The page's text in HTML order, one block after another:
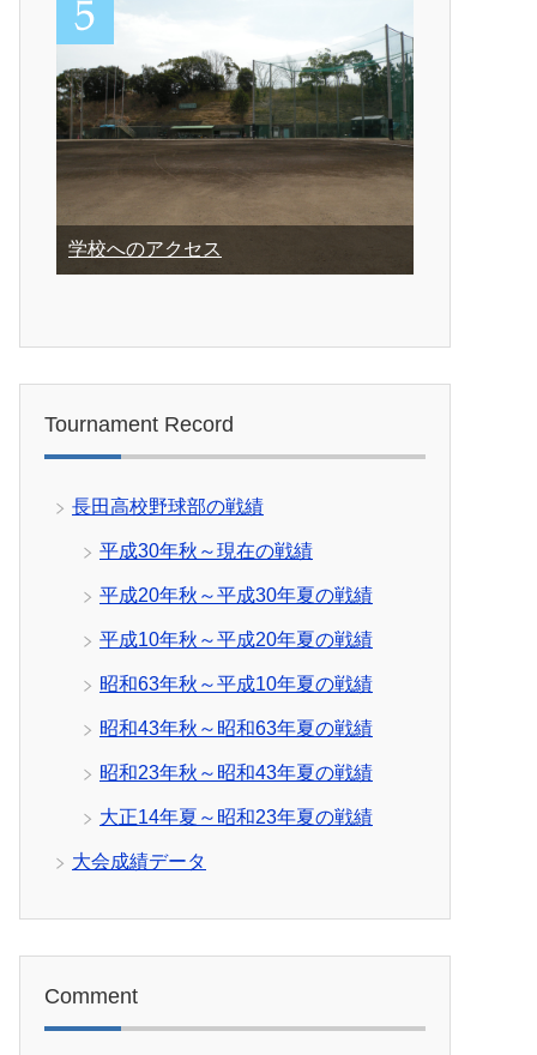
学校へのアクセス
Tournament Record
長田高校野球部の戦績
平成30年秋～現在の戦績
平成20年秋～平成30年夏の戦績
平成10年秋～平成20年夏の戦績
昭和63年秋～平成10年夏の戦績
昭和43年秋～昭和63年夏の戦績
昭和23年秋～昭和43年夏の戦績
大正14年夏～昭和23年夏の戦績
大会成績データ
Comment